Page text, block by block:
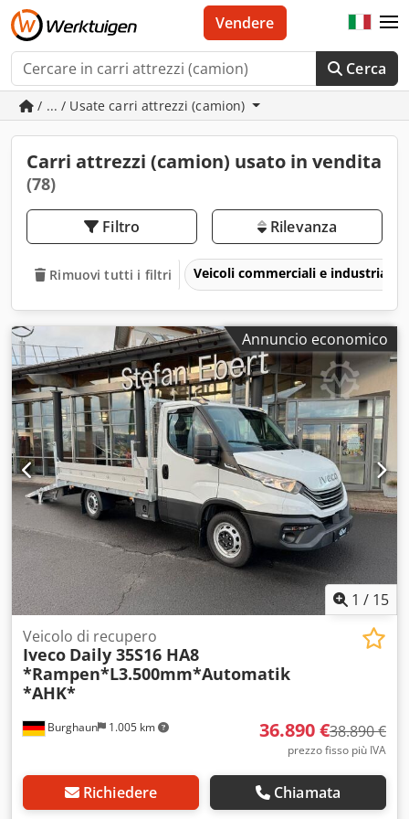
Cerca
Vendere
/ ... / Usate carri attrezzi (camion)
Carri attrezzi (camion) usato in vendita
(78)
Filtro Rilevanza
Rimuovi tutti i filtri Veicoli commerciali e industriali
Annuncio economico
1 / 15
Burghaun 1.005 km
Veicolo di recupero
Iveco Daily 35S16 HA8
*Rampen*L3.500mm*Automatik
*AHK*
36.890 €38.890 €
prezzo fisso più IVA
Richiedere Chiamata